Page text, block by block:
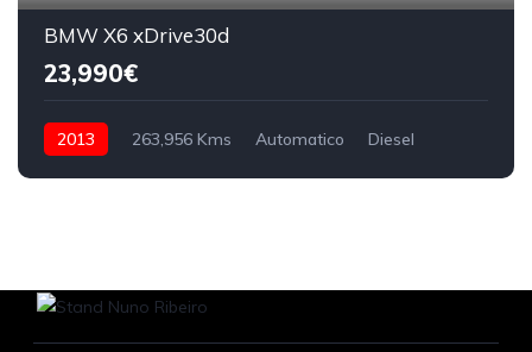
BMW X6 xDrive30d
23,990€
2013 263,956 Kms Automatico Diesel